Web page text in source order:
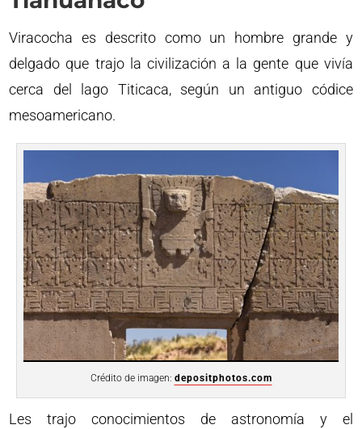
Viracocha es descrito como un hombre grande y
delgado que trajo la civilización a la gente que vivía
cerca del lago Titicaca, según un antiguo códice
mesoamericano.
Crédito de imagen: depositphotos.com
Les trajo conocimientos de astronomía y el